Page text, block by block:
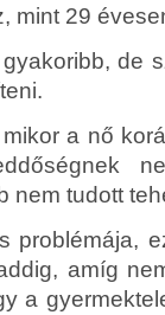
mint 29
de
a nő
nem tudott
problémája,
amíg
a